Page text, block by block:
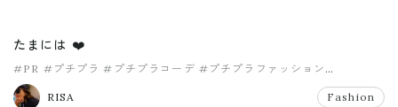
たまには ❤️
#PR #プチプラ #プチプラコーデ #プチプラファッション
#ママコーデ
RISA
Fashion